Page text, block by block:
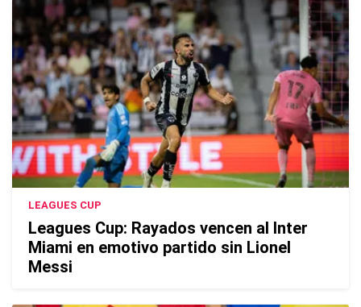
LEAGUES CUP
Leagues Cup: Rayados vencen al Inter
Miami en emotivo partido sin Lionel
Messi